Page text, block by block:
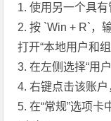
1. 使用另一个具有
2. 按 `Win + R`，
打开“本地用户和组
3. 在左侧选择“用
4. 右键点击该账户
5. 在“常规”选项卡